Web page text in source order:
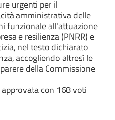
urgenti per il
amministrativa delle
funzionale all'attuazione
e resilienza (PNRR) e
nel testo dichiarato
accogliendo altresì le
della Commissione
approvata con 168 voti